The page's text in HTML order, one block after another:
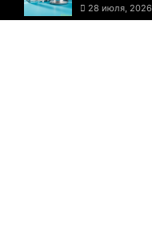
28 июля, 2026